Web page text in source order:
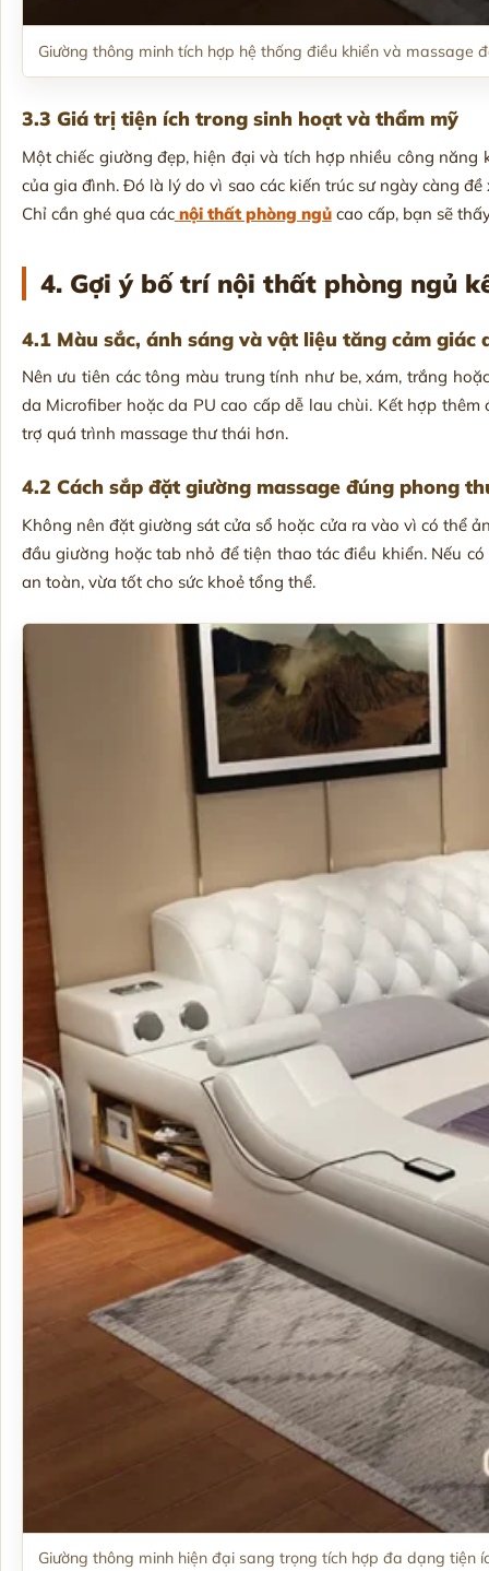
Giường thông minh tích hợp hệ thống điều khiển và massage
3.3 Giá trị tiện ích trong sinh hoạt và thẩm mỹ
Một chiếc giường đẹp, hiện đại và tích hợp nhiều công
của gia đình. Đó là lý do vì sao các kiến trúc sư ngày càng
Chỉ cần ghé qua các nội thất phòng ngủcao cấp, bạn sẽ
4. Gợi ý bố trí nội thất phòng ngủ
4.1 Màu sắc, ánh sáng và vật liệu tăng cảm giác
Nên ưu tiên các tông màu trung tính như be, xám, trắng
da Microfiber hoặc da PU cao cấp dễ lau chùi. Kết hợp
trợ quá trình massage thư thái hơn.
4.2 Cách sắp đặt giường massage đúng phong
Không nên đặt giường sát cửa sổ hoặc cửa ra vào vì có thể
đầu giường hoặc tab nhỏ để tiện thao tác điều khiển. Nếu
an toàn, vừa tốt cho sức khoẻ tổng thể.
Giường thông minh hiện đại sang trọng tích hợp đa dạng tiện